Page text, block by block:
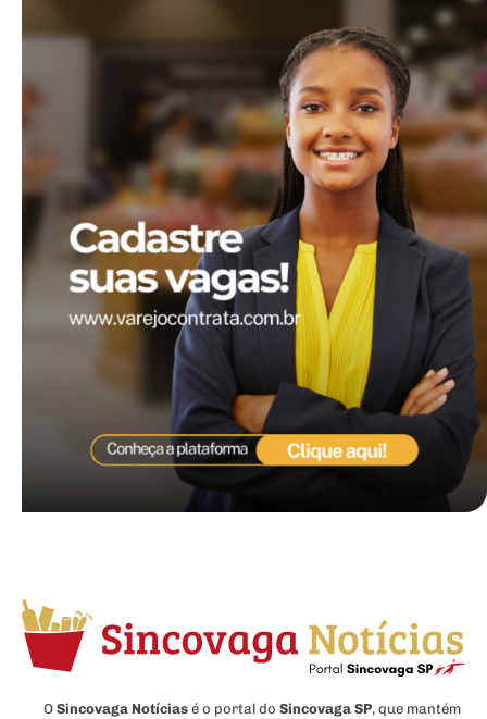
O Sincovaga Notícias é o portal do Sincovaga SP, que mantém